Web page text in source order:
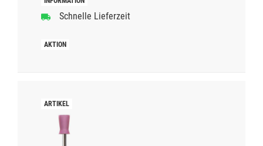
Schnelle Lieferzeit